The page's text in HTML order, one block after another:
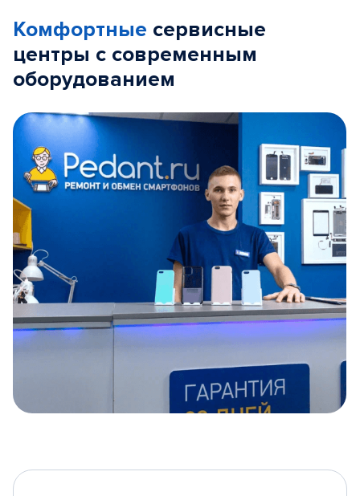
Комфортные сервисные
центры с современным
оборудованием
5